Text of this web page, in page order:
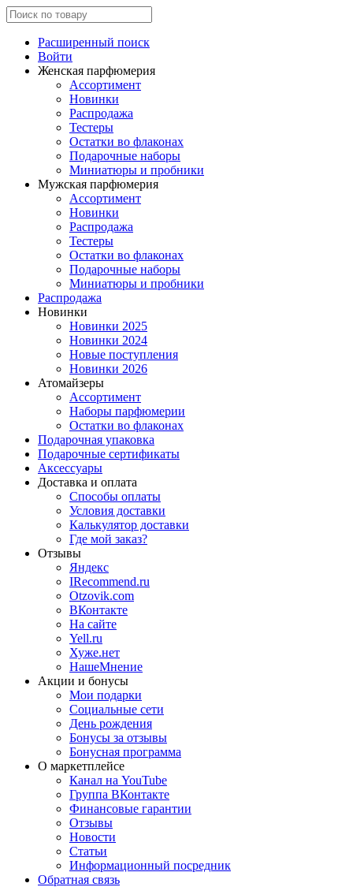
Расширенный поиск
Войти
Женская парфюмерия
Ассортимент
Новинки
Распродажа
Тестеры
Остатки во флаконах
Подарочные наборы
Миниатюры и пробники
Мужская парфюмерия
Ассортимент
Новинки
Распродажа
Тестеры
Остатки во флаконах
Подарочные наборы
Миниатюры и пробники
Распродажа
Новинки
Новинки 2025
Новинки 2024
Новые поступления
Новинки 2026
Атомайзеры
Ассортимент
Наборы парфюмерии
Остатки во флаконах
Подарочная упаковка
Подарочные сертификаты
Аксессуары
Доставка и оплата
Способы оплаты
Условия доставки
Калькулятор доставки
Где мой заказ?
Отзывы
Яндекс
IRecommend.ru
Otzovik.com
ВКонтакте
На сайте
Yell.ru
Хуже.нет
НашеМнение
Акции и бонусы
Мои подарки
Социальные сети
День рождения
Бонусы за отзывы
Бонусная программа
О маркетплейсе
Канал на YouTube
Группа ВКонтакте
Финансовые гарантии
Отзывы
Новости
Статьи
Информационный посредник
Обратная связь